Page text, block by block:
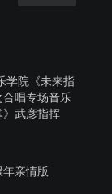
学院《未来指
唱专场音乐
》武彦指挥
年亲情版